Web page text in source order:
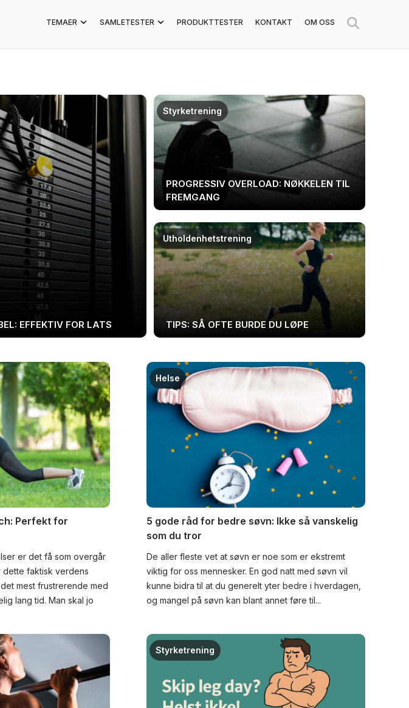
TEMAER SAMLETESTER PRODUKTTESTER KONTAKT OM OSS
EFFEKTIV FOR LATS
PROGRESSIV OVERLOAD: NØKKELEN TIL
FREMGANG
Styrketrening
TIPS: SÅ OFTE BURDE DU LØPE
Utholdenhetstrening
Perfekt for
er det få som overgår
dette faktisk verdens
mest frustrerende med
lang tid. Man skal jo
5 gode råd for bedre søvn: Ikke så vanskelig
som du tror
De aller fleste vet at søvn er noe som er ekstremt
viktig for oss mennesker. En god natt med søvn vil
kunne bidra til at du generelt yter bedre i hverdagen,
og mangel på søvn kan blant annet føre til...
Helse
Styrketrening